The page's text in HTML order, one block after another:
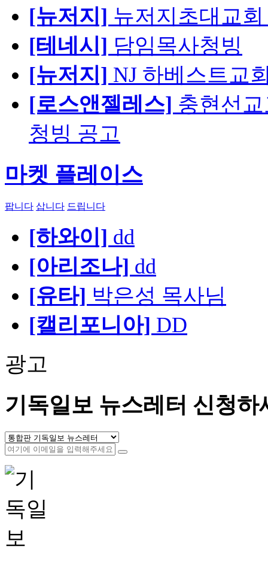
[뉴저지] 뉴저지초대교
[테네시] 담임목사청빙
[뉴저지] NJ 하베스트교
[로스앤젤레스] 충현선
청빙 공고
마켓 플레이스
팝니다 삽니다 드립니다
[하와이] dd
[아리조나] dd
[유타] 박은성 목사님
[캘리포니아] DD
광고
기독일보 뉴스레터 신청하